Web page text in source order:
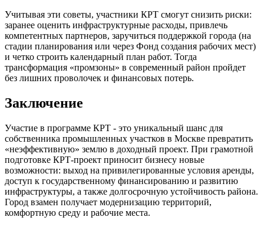
Учитывая эти советы, участники КРТ смогут снизить риски:
заранее оценить инфраструктурные расходы, привлечь
компетентных партнеров, заручиться поддержкой города (на
стадии планирования или через Фонд создания рабочих мест)
и четко строить календарный план работ. Тогда
трансформация «промзоны» в современный район пройдет
без лишних проволочек и финансовых потерь.
Заключение
Участие в программе КРТ - это уникальный шанс для
собственника промышленных участков в Москве превратить
«неэффективную» землю в доходный проект. При грамотной
подготовке КРТ-проект приносит бизнесу новые
возможности: выход на привилегированные условия аренды,
доступ к государственному финансированию и развитию
инфраструктуры, а также долгосрочную устойчивость района.
Город взамен получает модернизацию территорий,
комфортную среду и рабочие места.